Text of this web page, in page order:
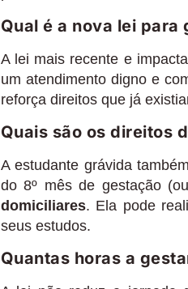
Qual é a nova lei para
A lei mais recente e
um atendimento digno e
reforça direitos que já
Quais são os direitos
A estudante grávida
do 8º mês de gestação
domiciliares. Ela pode
seus estudos.
Quantas horas a